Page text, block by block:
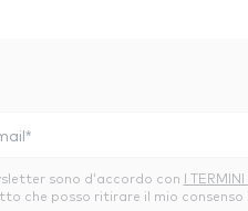
sono d’accordo con I
che posso ritirare il mio consenso